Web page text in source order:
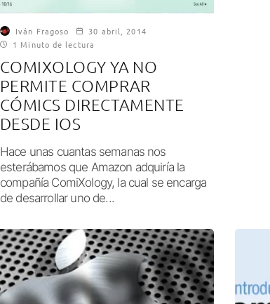
Iván Fragoso
30 abril, 2014
1 Minuto de lectura
COMIXOLOGY YA NO
PERMITE COMPRAR
CÓMICS DIRECTAMENTE
DESDE IOS
Hace unas cuantas semanas nos
esterábamos que Amazon adquiría la
compañía ComiXology, la cual se encarga
de desarrollar uno de...